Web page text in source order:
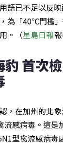
語已不足以反
為「40℃門檻
。（星島日報報
豹 首次
，在加州的北
流感病毒。這是
型禽流感病毒